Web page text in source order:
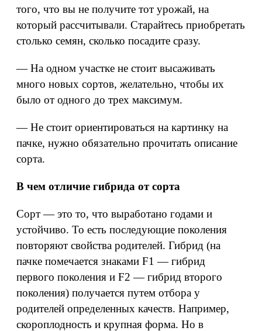
того, что вы не получите тот урожай, на
который рассчитывали. Старайтесь приобретать
столько семян, сколько посадите сразу.
— На одном участке не стоит высаживать
много новых сортов, желательно, чтобы их
было от одного до трех максимум.
— Не стоит ориентироваться на картинку на
пачке, нужно обязательно прочитать описание
сорта.
В чем отличие гибрида от сорта
Сорт — это то, что выработано годами и
устойчиво. То есть последующие поколения
повторяют свойства родителей. Гибрид (на
пачке помечается знаками F1 — гибрид
первого поколения и F2 — гибрид второго
поколения) получается путем отбора у
родителей определенных качеств. Например,
скороплодность и крупная форма. Но в